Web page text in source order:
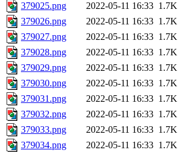
379025.png
2022-05-11 16:33 1.7K
379026.png
2022-05-11 16:33 1.7K
379027.png
2022-05-11 16:33 1.7K
379028.png
2022-05-11 16:33 1.7K
379029.png
2022-05-11 16:33 1.7K
379030.png
2022-05-11 16:33 1.7K
379031.png
2022-05-11 16:33 1.7K
379032.png
2022-05-11 16:33 1.7K
379033.png
2022-05-11 16:33 1.7K
379034.png
2022-05-11 16:33 1.7K